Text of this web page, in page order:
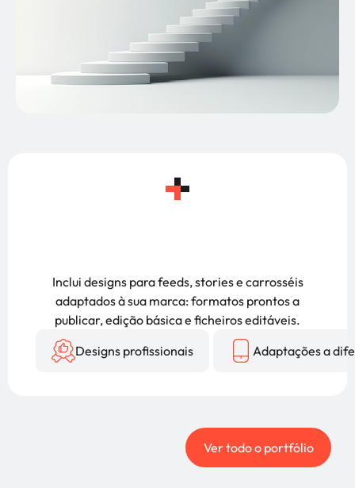
Inclui designs para feeds, stories e carrosséis
adaptados à sua marca: formatos prontos a
publicar, edição básica e ficheiros editáveis.
Designs profissionais
Adaptações a
Ver todo o portfólio